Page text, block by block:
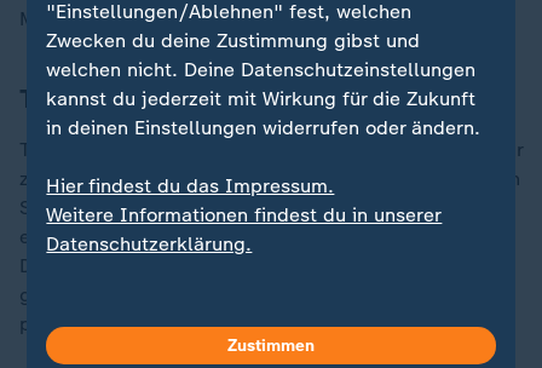
Moderation berichten.
TikToks Erklärung: Ein Stromausfall
TikTok selbst weist alle Vorwürfe der politischen Zensur
zurück. Das Unternehmen führt die Probleme auf einen
Stromausfall in einem Rechenzentrum zurück, der zu
einer "kaskadenartigen Systemstörung" geführt habe.
Die Content-Moderation sei kurzzeitig fehlerhaft
gewesen, aber es gebe keinerlei systematische
politische Einflussnahme.
"Einstellungen/Ablehnen" fest, welchen
Zwecken du deine Zustimmung gibst und
welchen nicht. Deine Datenschutzeinstellungen
kannst du jederzeit mit Wirkung für die Zukunft
in deinen Einstellungen widerrufen oder ändern.
Hier findest du das Impressum.
Weitere Informationen findest du in unserer
Datenschutzerklärung.
Zustimmen